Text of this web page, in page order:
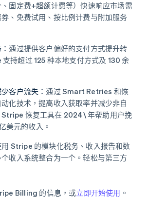
固定费+超额计费等）快速响应市场需
、免费试用、按比例计费与附加服务
通过提供客户偏好的支付方式提升转
持超过 125 种本地支付方式及 130 余
客户流失：通过 Smart Retries 和恢
化技术，提高收入获取率并减少非自
Stripe 恢复工具在 2024\ 年帮助用户挽
美元的收入。
Stripe 的模块化税务、收入报告和数
收入系统整合为一个。轻松与第三方
Billing 的信息，或立即开始使用 。